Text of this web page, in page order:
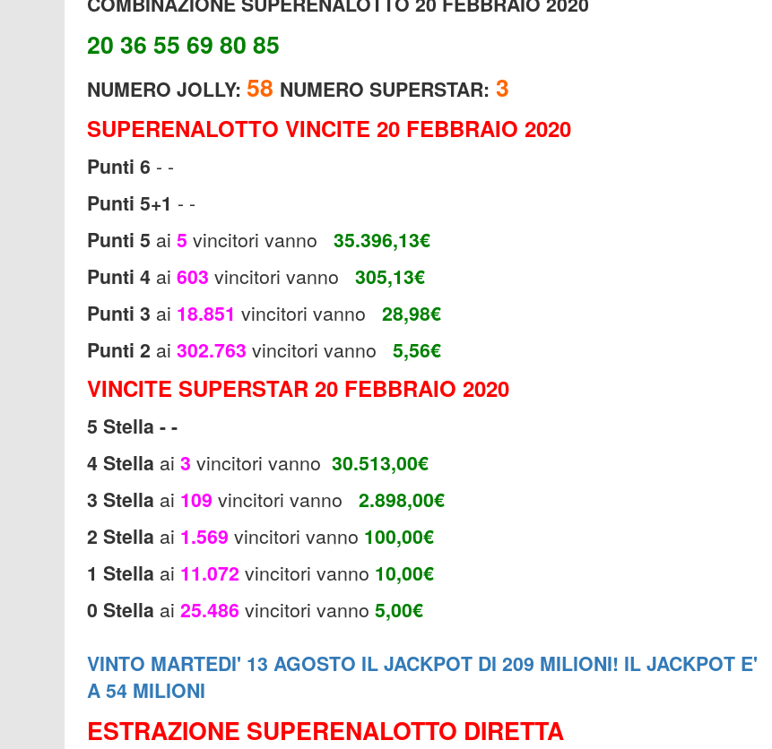
20 36 55 69 80 85
NUMERO JOLLY: 58 NUMERO SUPERSTAR: 3
SUPERENALOTTO VINCITE 20 FEBBRAIO 2020
Punti 6 - -
Punti 5+1 - -
Punti 5 ai 5 vincitori vanno 35.396,13€
Punti 4 ai 603 vincitori vanno
305,13€
Punti 3 ai 18.851 vincitori vanno 28,98€
Punti 2 ai 302.763 vincitori vanno 5,56€
VINCITE SUPERSTAR 20 FEBBRAIO 2020
5 Stella - -
4 Stella ai 3 vincitori vanno 30.513,00€
3 Stella ai 109 vincitori vanno 2.898,00€
2 Stella ai 1.569 vincitori vanno 100,00€
1 Stella ai 11.072 vincitori vanno 10,00€
0 Stella ai 25.486 vincitori vanno 5,00€
VINTO MARTEDI' 13 AGOSTO IL JACKPOT DI 209 MILIONI! IL JACKPOT E'
A 54 MILIONI
ESTRAZIONE SUPERENALOTTO DIRETTA